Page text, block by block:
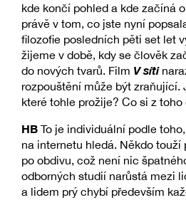
kde končí pohled a kde začíná
právě v tom, co jste nyní
filozofie posledních pěti set let
žijeme v době, kdy se člověk
do nových tvarů. Film V síti
rozpouštění může být zraňující.
které tohle prožije? Co si z toho
HB To je individuální podle
na internetu hledá. Někdo
po obdivu, což není nic
odborných studií narůstá mezi
a lidem prý chybí především